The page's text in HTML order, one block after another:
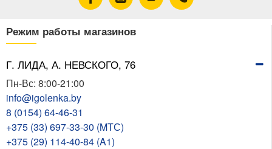
Режим работы магазинов
Г. ЛИДА, А. НЕВСКОГО, 76
Пн-Вс: 8:00-21:00
info@igolenka.by
8 (0154) 64-46-31
+375 (33) 697-33-30 (MТС)
+375 (29) 114-40-84 (A1)